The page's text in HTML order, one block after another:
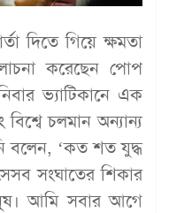
দিতে গিয়ে ক্ষমতা
করেছেন পোপ
ভ্যাটিকানে এক
চলমান অন্যান্য
বলেন, ‘কত শত যুদ্ধ
সংঘাতের শিকার
আমি সবার আগে